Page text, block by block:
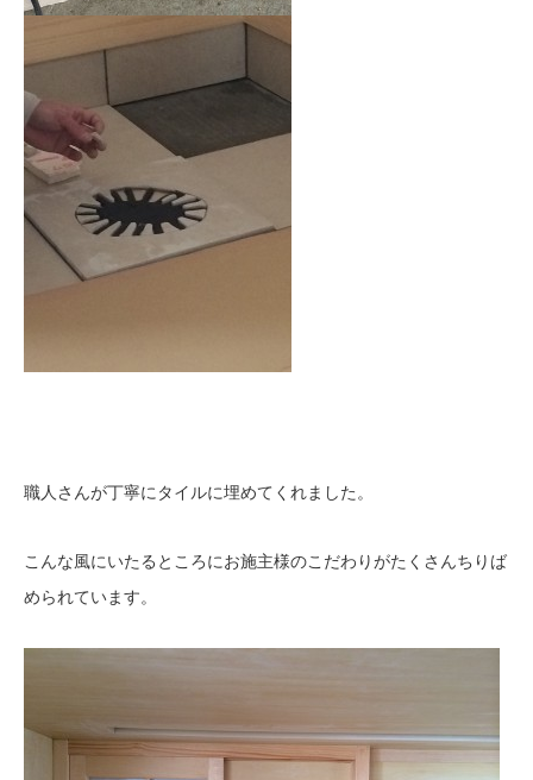
職人さんが丁寧にタイルに埋めてくれました。
こんな風にいたるところにお施主様のこだわりがたくさんちりば
められています。